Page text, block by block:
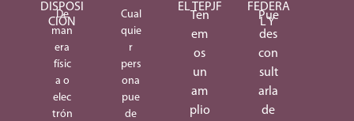
DISPOSI
CIÓN
De
man
era
físic
a o
elec
trón
Cual
quie
r
pers
ona
pue
de
EL TEPJF
Ten
em
os
un
am
plio
FEDERA
L Y
Pue
des
con
sult
arla
de